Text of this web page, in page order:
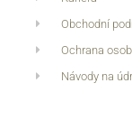
Obchodní
Ochrana
Návody na